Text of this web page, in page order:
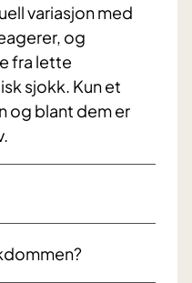
variasjon med
og
fra lette
sjokk. Kun et
og blant dem er